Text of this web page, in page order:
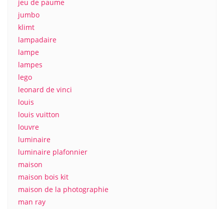
jeu de paume
jumbo
klimt
lampadaire
lampe
lampes
lego
leonard de vinci
louis
louis vuitton
louvre
luminaire
luminaire plafonnier
maison
maison bois kit
maison de la photographie
man ray